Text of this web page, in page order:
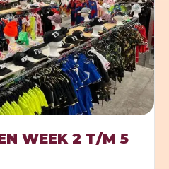
WEEK 2 T/M 5